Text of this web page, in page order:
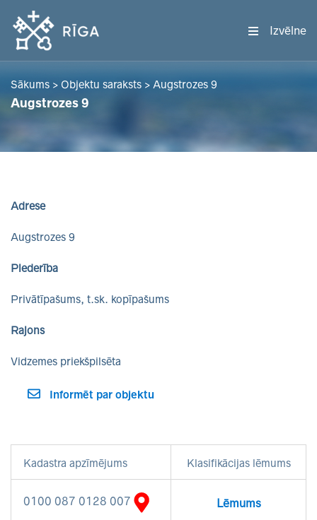
Izvēlne
Sākums > Objektu saraksts > Augstrozes 9
Augstrozes 9
Adrese
Augstrozes 9
Piederība
Privātīpašums, t.sk. kopīpašums
Rajons
Vidzemes priekšpilsēta
Informēt par objektu
Kadastra apzīmējums Klasifikācijas lēmums
0100 087 0128 007 Lēmums